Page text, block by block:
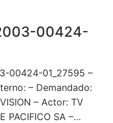
00424-
00424-01_27595 –
– Demandado:
– Actor: TV
PACIFICO SA –…